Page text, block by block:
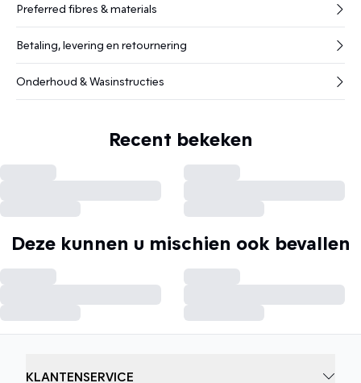
Preferred fibres & materials
Betaling, levering en retournering
Onderhoud & Wasinstructies
Recent bekeken
Deze kunnen u mischien ook bevallen
KLANTENSERVICE